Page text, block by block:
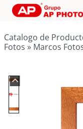
Saltar
Catalogo de
Fotos » Marcos